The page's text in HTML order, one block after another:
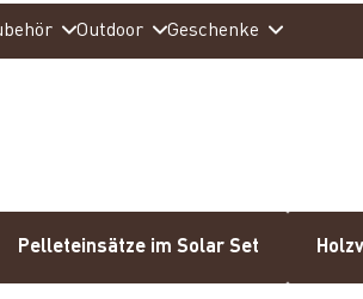
Outdoor Geschenke
Pelleteinsätze im Solar Set